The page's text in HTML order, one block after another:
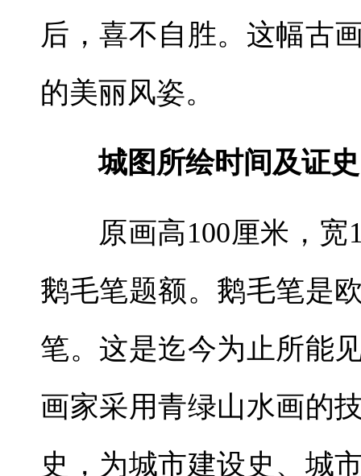
后，喜不自胜。这幅古
的美丽风姿。
城图所绘时间及证
原画高100厘米，
鹅毛笔题额。鹅毛笔是
笔。这是迄今为止所能
画家采用青绿山水画的
史，为城市建设史、城